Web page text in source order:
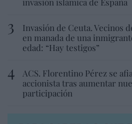
Invasión de Ceuta. Vecinos
en manada de una
edad: “Hay testigos”
ACS. Florentino Pérez se
accionista tras aumentar
participación